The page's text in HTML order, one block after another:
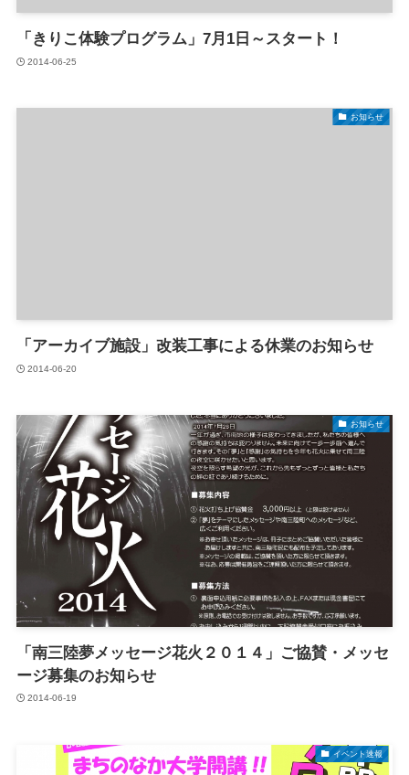
「きりこ体験プログラム」7月1日～スタート！
2014-06-25
お知らせ
「アーカイブ施設」改装工事による休業のお知らせ
2014-06-20
お知らせ
「南三陸夢メッセージ花火２０１４」ご協賛・メッセ
ージ募集のお知らせ
2014-06-19
イベント速報